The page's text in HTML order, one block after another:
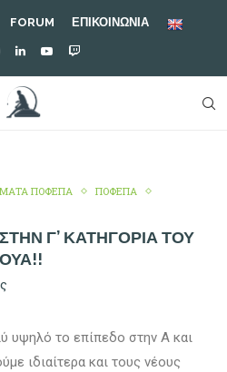
FORUM ΕΠΙΚΟΙΝΩΝΙΑ
ΠΟΦΕΠΑ
ΠΟΦΕΠΑ
Γ’ ΚΑΤΗΓΟΡΊΑ ΤΟΥ
υψηλό το επίπεδο στην Α και
ιδιαίτερα και τους νέους